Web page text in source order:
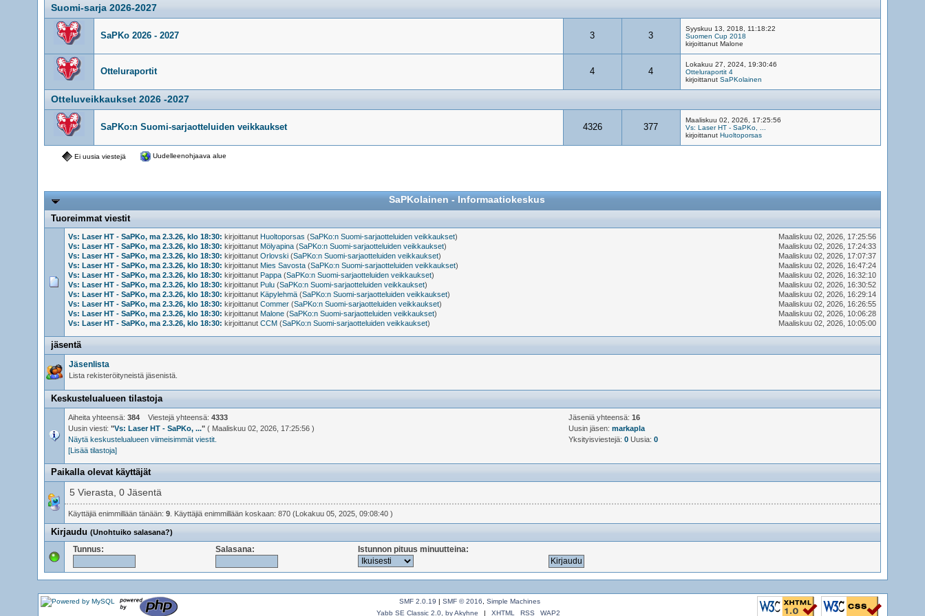
Suomi-sarja 2026-2027
SaPKo 2026 - 2027 3 3
Syyskuu 13, 2018, 11:18:22
Suomen Cup 2018
kirjoittanut Malone
Otteluraportit 4 4
Lokakuu 27, 2024, 19:30:46
Otteluraportit 4
kirjoittanut SaPKolainen
Otteluveikkaukset 2026 -2027
SaPKo:n Suomi-sarjaotteluiden veikkaukset 4326 377
Maaliskuu 02, 2026, 17:25:56
Vs: Laser HT - SaPKo, ...
kirjoittanut Huoltoporsas
Ei uusia viestejä Uudelleenohjaava alue
SaPKolainen - Informaatiokeskus
Tuoreimmat viestit
Vs: Laser HT - SaPKo, ma 2.3.26, klo 18:30: kirjoittanut Huoltoporsas (SaPKo:n Suomi-sarjaotteluiden veikkaukset)
Maaliskuu 02, 2026, 17:25:56
Vs: Laser HT - SaPKo, ma 2.3.26, klo 18:30: kirjoittanut Mölyapina (SaPKo:n Suomi-sarjaotteluiden veikkaukset)
Maaliskuu 02, 2026, 17:24:33
Vs: Laser HT - SaPKo, ma 2.3.26, klo 18:30: kirjoittanutOrlovski (SaPKo:n Suomi-sarjaotteluiden veikkaukset)
Maaliskuu 02, 2026, 17:07:37
Vs: Laser HT - SaPKo, ma 2.3.26, klo 18:30: kirjoittanut Mies Savosta (SaPKo:n Suomi-sarjaotteluiden veikkaukset)
Maaliskuu 02, 2026, 16:47:24
Vs: Laser HT - SaPKo, ma 2.3.26, klo 18:30: kirjoittanut Pappa (SaPKo:n Suomi-sarjaotteluiden veikkaukset)
Maaliskuu 02, 2026, 16:32:10
Vs: Laser HT - SaPKo, ma 2.3.26, klo 18:30: kirjoittanut Pulu (SaPKo:n Suomi-sarjaotteluiden veikkaukset)
Maaliskuu 02, 2026, 16:30:52
Vs: Laser HT - SaPKo, ma 2.3.26, klo 18:30: kirjoittanut Käpylehmä (SaPKo:n Suomi-sarjaotteluiden veikkaukset)
Maaliskuu 02, 2026, 16:29:14
Vs: Laser HT - SaPKo, ma 2.3.26, klo 18:30: kirjoittanutCommer (SaPKo:n Suomi-sarjaotteluiden veikkaukset)
Maaliskuu 02, 2026, 16:26:55
Vs: Laser HT - SaPKo, ma 2.3.26, klo 18:30: kirjoittanut Malone (SaPKo:n Suomi-sarjaotteluiden veikkaukset)
Maaliskuu 02, 2026, 10:06:28
Vs: Laser HT - SaPKo, ma 2.3.26, klo 18:30: kirjoittanutCCM (SaPKo:n Suomi-sarjaotteluiden veikkaukset) Maaliskuu 02, 2026, 10:05:00
jäsentä
Jäsenlista
Lista rekisteröityneistä jäsenistä.
Keskustelualueen tilastoja
Aiheita yhteensä:384 Viestejä yhteensä:4333
Uusin viesti:"Vs: Laser HT - SaPKo, ..." ( Maaliskuu 02, 2026, 17:25:56 )
Näytä keskustelualueen viimeisimmät viestit.
[Lisää tilastoja]
Jäseniä yhteensä:16
Uusin jäsen:markapla
Yksityisviestejä:0 Uusia:0
Paikalla olevat käyttäjät
5 Vierasta, 0 Jäsentä
Käyttäjiä enimmillään tänään:9 . Käyttäjiä enimmillään koskaan: 870 (Lokakuu 05, 2025, 09:08:40 )
Kirjaudu (Unohtuiko salasana?)
Tunnus: Salasana: Istunnon pituus minuutteina:
SMF 2.0.19 | SMF © 2016
Simple Machines
Yabb SE Classic 2.0, by Akyhne
| XHTML RSS WAP2